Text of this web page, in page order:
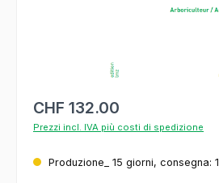
CHF 132.00
Prezzi incl. IVA più costi di spedizione
Produzione_ 15 giorni, consegna: